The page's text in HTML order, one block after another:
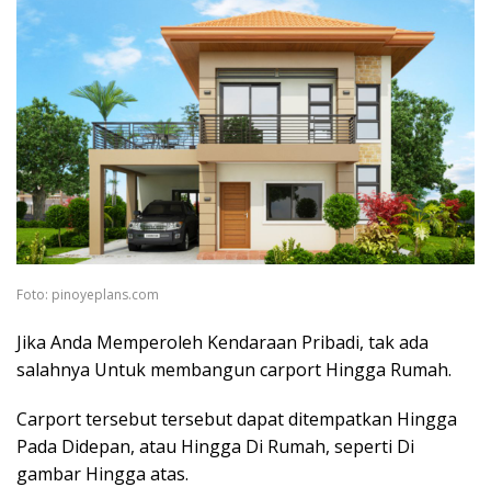
Foto: pinoyeplans.com
Jika Anda Memperoleh Kendaraan Pribadi, tak ada
salahnya Untuk membangun carport Hingga Rumah.
Carport tersebut tersebut dapat ditempatkan Hingga
Pada Didepan, atau Hingga Di Rumah, seperti Di
gambar Hingga atas.